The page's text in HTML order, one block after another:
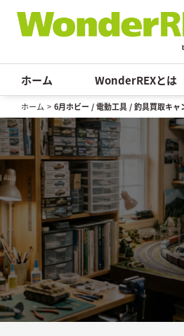
ホーム WonderREXとは
ホーム > 6月ホビー / 電動工具 / 釣具買取キャ